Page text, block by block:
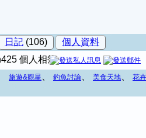
日記 (106)
個人資料
個人相簿
旅遊&觀星 釣魚討論 美食天地 花